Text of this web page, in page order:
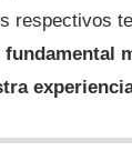
respectivos